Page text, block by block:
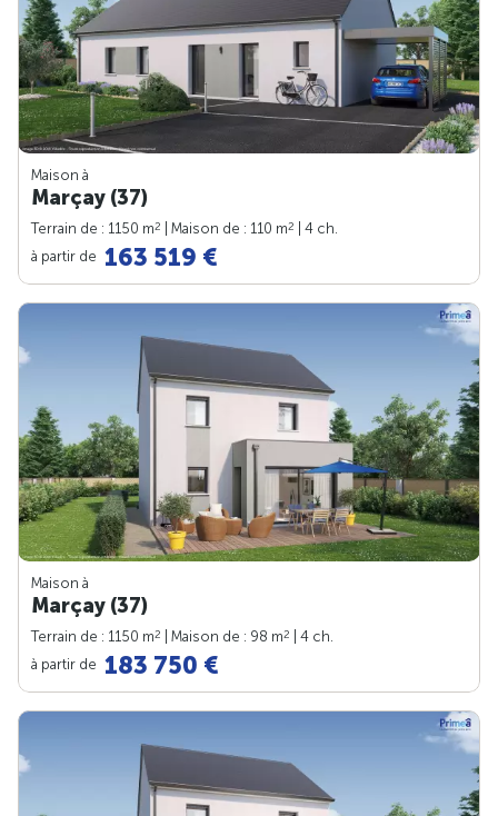
Maison à
Marçay (37)
Terrain de : 1150 m2 | Maison de : 110 m2
| 4 ch.
à partir de 163 519 €
Maison à
Marçay (37)
Terrain de : 1150 m2 | Maison de : 98 m2
| 4 ch.
à partir de 183 750 €